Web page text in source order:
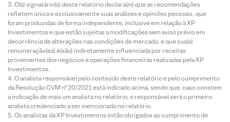
O(s) signatário(s) deste relatório declara(m) que as recomendações
refletem única e exclusivamente suas análises e opiniões pessoais, que
foram produzidas de forma independente, inclusive em relação à XP
Investimentos e que estão sujeitas a modificações sem aviso prévio em
decorrência de alterações nas condições de mercado, e que sua(s)
remuneração(es) é(são) indiretamente influenciada por receitas
provenientes dos negócios e operações financeiras realizadas pela XP
Investimentos.
O analista responsável pelo conteúdo deste relatório e pelo cumprimento
da Resolução CVM nº 20/2021 está indicado acima, sendo que, caso constem
a indicação de mais um analista no relatório, o responsável será o primeiro
analista credenciado a ser mencionado no relatório.
Os analistas da XP Investimentos estão obrigados ao cumprimento de